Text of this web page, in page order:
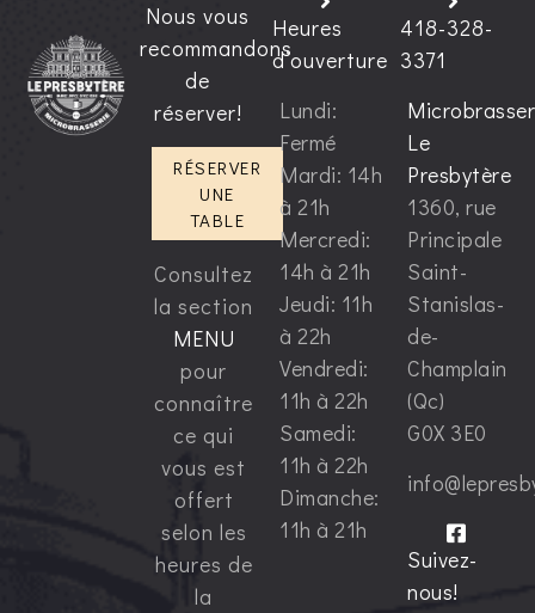
Nous vous
recommandons
de
réserver!
RÉSERVER
UNE
TABLE
Consultez
la section
MENU
pour
connaître
ce qui
vous est
offert
selon les
heures de
la
Heures
d’ouverture
Lundi:
Fermé
Mardi: 14h
à 21h
Mercredi:
14h à 21h
Jeudi: 11h
à 22h
Vendredi:
11h à 22h
Samedi:
11h à 22h
Dimanche:
11h à 21h
418-328-
3371
Le
Presbytère
1360, rue
Principale
Saint-
Stanislas-
de-
Champlain
(Qc)
G0X 3E0
Suivez-
nous!